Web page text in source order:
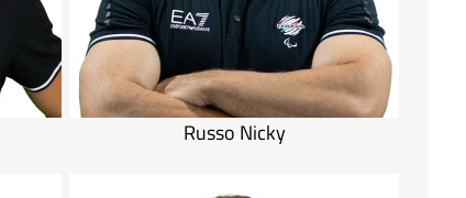
Russo Nicky